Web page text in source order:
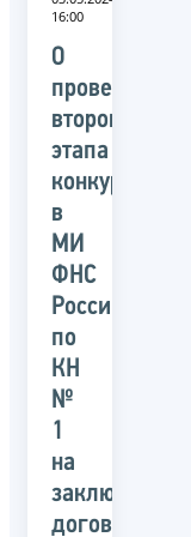
16:00
О
проведении
второго
этапа
конкурса
в
МИ
ФНС
России
по
КН
№
1
на
заключение
договора